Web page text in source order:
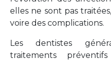
elles ne sont pas
voire des complications.
Les dentistes
traitements